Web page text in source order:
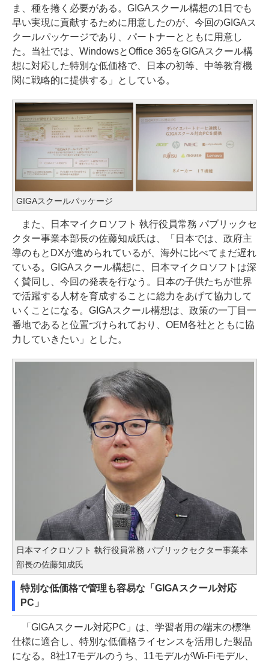
ま、種を捲く必要がある。GIGAスクール構想の1日でも
早い実現に貢献するために用意したのが、今回のGIGAス
クールパッケージであり、パートナーとともに用意し
た。当社では、WindowsとOffice 365をGIGAスクール構
想に対応した特別な低価格で、日本の初等、中等教育機
関に戦略的に提供する」としている。
GIGAスクールパッケージ
また、日本マイクロソフト 執行役員常務 パブリックセ
クター事業本部長の佐藤知成氏は、「日本では、政府主
導のもとDXが進められているが、海外に比べてまだ遅れ
ている。GIGAスクール構想に、日本マイクロソフトは深
く賛同し、今回の発表を行なう。日本の子供たちが世界
で活躍する人材を育成することに総力をあげて協力して
いくことになる。GIGAスクール構想は、政策の一丁目一
番地であると位置づけられており、OEM各社とともに協
力していきたい」とした。
日本マイクロソフト 執行役員常務 パブリックセクター事業本
部長の佐藤知成氏
特別な低価格で管理も容易な「GIGAスクール対応
PC」
「GIGAスクール対応PC」は、学習者用の端末の標準
仕様に適合し、特別な低価格ライセンスを活用した製品
になる。8社17モデルのうち、11モデルがWi-Fiモデル、